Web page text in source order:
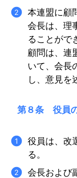
本連盟に顧
会長は、理
ることがで
顧問は、連
いて、会長
し、意見を
第８条 役員
役員は、改
る。
会長および